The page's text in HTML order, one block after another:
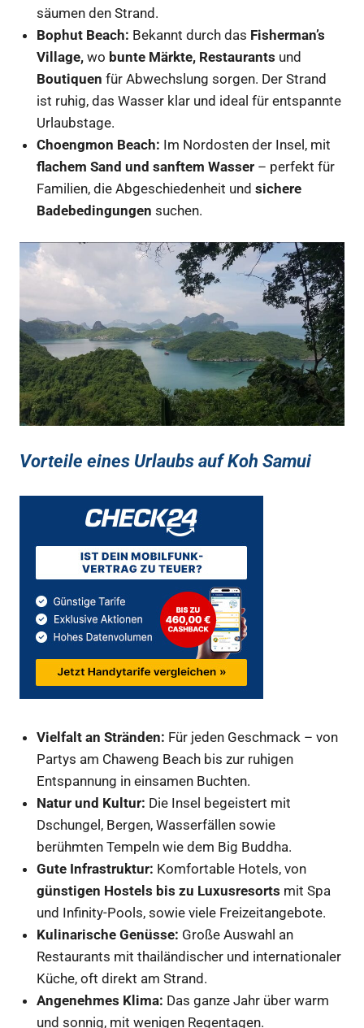
säumen den Strand.
Bophut Beach: Bekannt durch das Fisherman’s
Village, wo bunte Märkte, Restaurants und
Boutiquen für Abwechslung sorgen. Der Strand
ist ruhig, das Wasser klar und ideal für entspannte
Urlaubstage.
Choengmon Beach: Im Nordosten der Insel, mit
flachem Sand und sanftem Wasser – perfekt für
Familien, die Abgeschiedenheit undsichere
Badebedingungen suchen.
Vorteile eines Urlaubs auf Koh Samui
Vielfalt an Stränden: Für jeden Geschmack – von
Partys am Chaweng Beach bis zur ruhigen
Entspannung in einsamen Buchten.
Natur und Kultur: Die Insel begeistert mit
Dschungel, Bergen, Wasserfällen sowie
berühmten Tempeln wie dem Big Buddha.
Gute Infrastruktur: Komfortable Hotels, von
günstigen Hostels bis zu Luxusresorts mit Spa
und Infinity-Pools, sowie viele Freizeitangebote.
Kulinarische Genüsse: Große Auswahl an
Restaurants mit thailändischer und internationaler
Küche, oft direkt am Strand.
Angenehmes Klima: Das ganze Jahr über warm
und sonnig, mit wenigen Regentagen.